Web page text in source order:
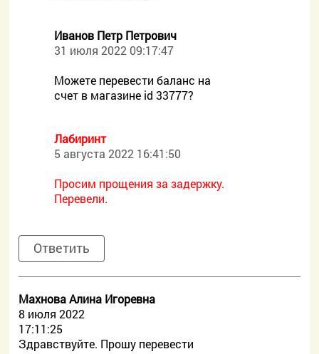
Иванов Петр Петрович
31 июля 2022 09:17:47
Можете перевести баланс на
счет в магазине id 33777?
Лабиринт
5 августа 2022 16:41:50
Просим прощения за задержку.
Перевели.
Ответить
Махнова Алина Игоревна
8 июля 2022
17:11:25
Здравствуйте. Прошу перевести